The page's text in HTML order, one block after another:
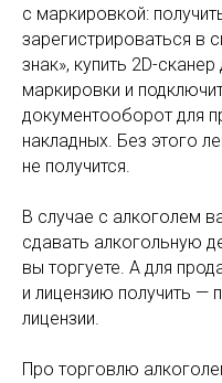
с маркировкой:
зарегистрироваться в
знак», купить 2D-
маркировки и
документооборот для
накладных. Без этого
не получится.
В случае с алкоголем
сдавать алкогольную
вы торгуете. А для
и лицензию получить —
лицензии.
Про торговлю